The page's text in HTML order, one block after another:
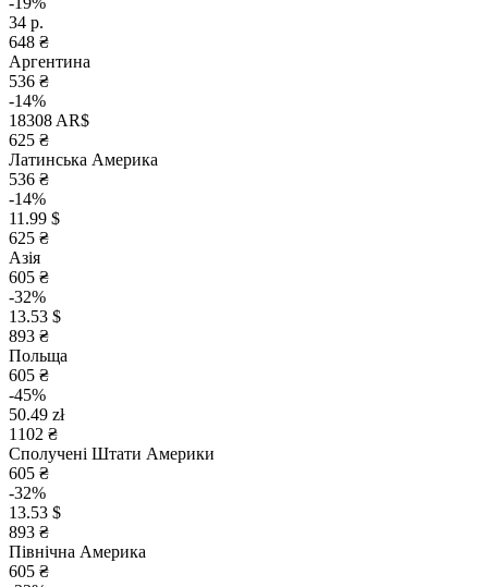
34 р.
648 ₴
Аргентина
536 ₴
-14%
18308 AR$
625 ₴
Латинська Америка
536 ₴
-14%
11.99 $
625 ₴
Азія
605 ₴
-32%
13.53 $
893 ₴
Польща
605 ₴
-45%
50.49 zł
1102 ₴
Сполучені Штати Америки
605 ₴
-32%
13.53 $
893 ₴
Північна Америка
605 ₴